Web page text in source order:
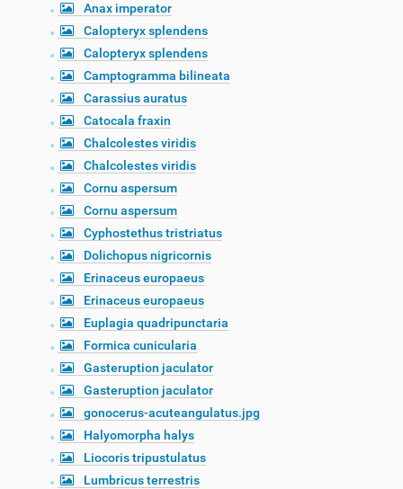
Anax imperator
Calopteryx splendens
Calopteryx splendens
Camptogramma bilineata
Carassius auratus
Catocala fraxin
Chalcolestes viridis
Chalcolestes viridis
Cornu aspersum
Cornu aspersum
Cyphostethus tristriatus
Dolichopus nigricornis
Erinaceus europaeus
Erinaceus europaeus
Euplagia quadripunctaria
Formica cunicularia
Gasteruption jaculator
Gasteruption jaculator
gonocerus-acuteangulatus.jpg
Halyomorpha halys
Liocoris tripustulatus
Lumbricus terrestris